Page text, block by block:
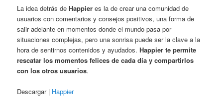
La idea detrás deHappier es la de crear una comunidad de
usuarios con comentarios y consejos positivos, una forma de
salir adelante en momentos donde el mundo pasa por
situaciones complejas, pero una sonrisa puede ser la clave a la
hora de sentirnos contenidos y ayudados.Happier te permite
rescatar los momentos felices de cada día y compartirlos
con los otros usuarios.
Descargar | Happier